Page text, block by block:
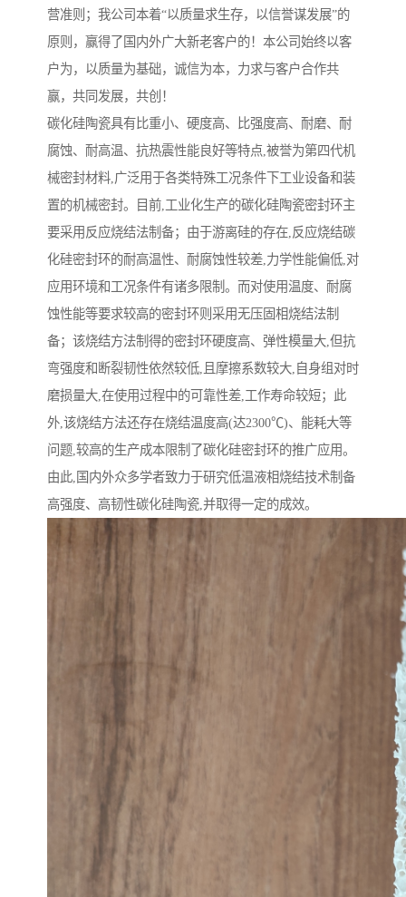
营准则；我公司本着“以质量求生存，以信誉谋发展”的
原则，赢得了国内外广大新老客户的！本公司始终以客
户为，以质量为基础，诚信为本，力求与客户合作共
赢，共同发展，共创！
碳化硅陶瓷具有比重小、硬度高、比强度高、耐磨、耐
腐蚀、耐高温、抗热震性能良好等特点,被誉为第四代机
械密封材料,广泛用于各类特殊工况条件下工业设备和装
置的机械密封。目前,工业化生产的碳化硅陶瓷密封环主
要采用反应烧结法制备；由于游离硅的存在,反应烧结碳
化硅密封环的耐高温性、耐腐蚀性较差,力学性能偏低,对
应用环境和工况条件有诸多限制。而对使用温度、耐腐
蚀性能等要求较高的密封环则采用无压固相烧结法制
备；该烧结方法制得的密封环硬度高、弹性模量大,但抗
弯强度和断裂韧性依然较低,且摩擦系数较大,自身组对时
磨损量大,在使用过程中的可靠性差,工作寿命较短；此
外,该烧结方法还存在烧结温度高(达2300℃)、能耗大等
问题,较高的生产成本限制了碳化硅密封环的推广应用。
由此,国内外众多学者致力于研究低温液相烧结技术制备
高强度、高韧性碳化硅陶瓷,并取得一定的成效。